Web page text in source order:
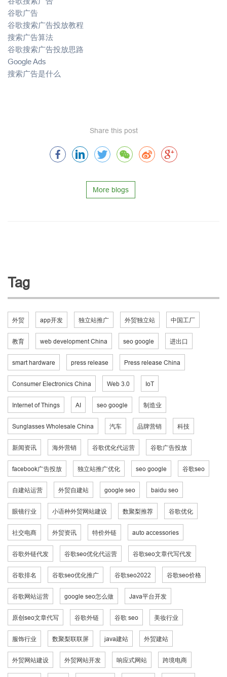
谷歌广告
谷歌搜索广告投放教程
搜索广告算法
谷歌搜索广告投放思路
Google Ads
搜索广告是什么
Share this post
More blogs
Tag
外贸 app开发 独立站推广 外贸独立站 中国工厂
教育 web development China seo google 进出口
smart hardware press release Press release China
Consumer Electronics China Web 3.0 IoT
Internet of Things AI seo google 制造业
Sunglasses Wholesale China 汽车 品牌营销 科技
新闻资讯 海外营销 谷歌优化代运营 谷歌广告投放
facebook广告投放 独立站推广优化 seo google 谷歌seo
自建站运营 外贸自建站 google seo baidu seo
眼镜行业 小语种外贸网站建设 数聚梨推荐 谷歌优化
社交电商 外贸资讯 特价外链 auto accessories
谷歌外链代发 谷歌seo优化代运营 谷歌seo文章代写代发
谷歌排名 谷歌seo优化推广 谷歌seo2022 谷歌seo价格
谷歌网站运营 google seo怎么做 Java平台开发
原创seo文章代写 谷歌外链 谷歌 seo 美妆行业
服饰行业 数聚梨联联屏 java建站 外贸建站
外贸网站建设 外贸网站开发 响应式网站 跨境电商